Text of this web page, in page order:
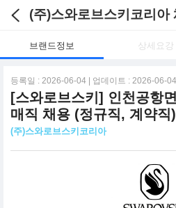
(주)스와로브스키코리아
브랜드정보 상세요강
등록일 : 2026-06-04 | 업데이트 : 2026-06-04
[스와로브스키] 인천공항
매직 채용 (정규직, 계약직)
(주)스와로브스키코리아